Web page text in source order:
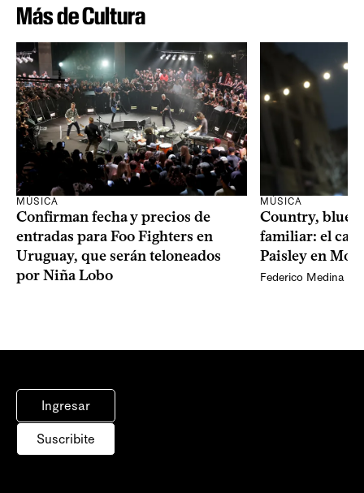
Más de Cultura
MÚSICA
Confirman fecha y precios de
entradas para Foo Fighters en
Uruguay, que serán teloneados
por Niña Lobo
MÚSICA
Country,
familiar: el
Paisley en
Federico Medina
Ingresar
Suscribite